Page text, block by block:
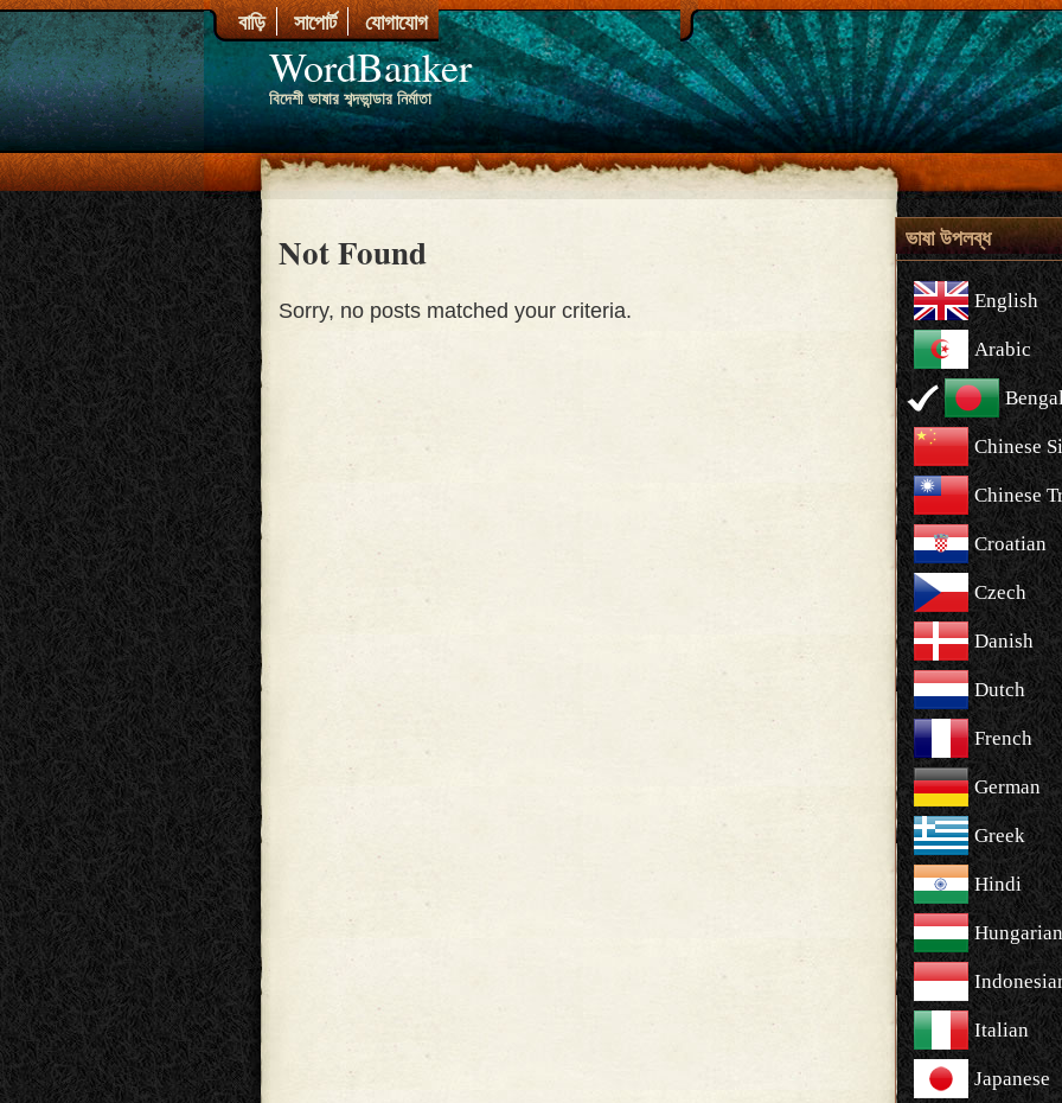
WordBanker
বিদেশী ভাষার শব্দভান্ডার নির্মাতা
বাড়ি সাপোর্ট যোগাযোগ
Not Found
Sorry, no posts matched your criteria.
ভাষা উপলব্ধ
English
Arabic
Chinese
Chinese
Croatian
Czech
Danish
Dutch
French
German
Greek
Hindi
Hungarian
Italian
Japanese